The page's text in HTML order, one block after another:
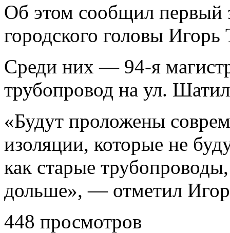
Об этом сообщил первый
городского головы
Среди них — 94-я
трубопровод на ул.
«Будут проложены
изоляции, которые не
как старые
дольше», — отметил
448 просмотров